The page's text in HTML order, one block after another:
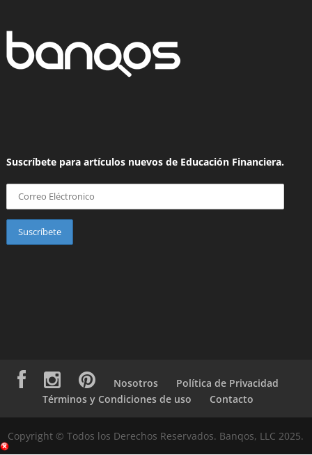
Suscríbete para artículos nuevos de Educación Financiera.
Nosotros
Política de Privacidad
Términos y Condiciones de uso
Contacto
Copyright © Todos los Derechos Reservados. Banqos, LLC 2025.